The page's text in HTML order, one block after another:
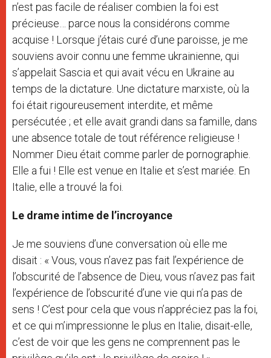
n’est pas facile de réaliser combien la foi est
précieuse… parce nous la considérons comme
acquise ! Lorsque j’étais curé d’une paroisse, je me
souviens avoir connu une femme ukrainienne, qui
s’appelait Sascia et qui avait vécu en Ukraine au
temps de la dictature. Une dictature marxiste, où la
foi était rigoureusement interdite, et même
persécutée ; et elle avait grandi dans sa famille, dans
une absence totale de tout référence religieuse !
Nommer Dieu était comme parler de pornographie.
Elle a fui ! Elle est venue en Italie et s’est mariée. En
Italie, elle a trouvé la foi.
Le drame intime de l’incroyance
Je me souviens d’une conversation où elle me
disait : « Vous, vous n’avez pas fait l’expérience de
l’obscurité de l’absence de Dieu, vous n’avez pas fait
l’expérience de l’obscurité d’une vie qui n’a pas de
sens ! C’est pour cela que vous n’appréciez pas la foi,
et ce qui m’impressionne le plus en Italie, disait-elle,
c’est de voir que les gens ne comprennent pas le